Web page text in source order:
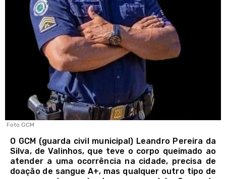
Foto GCM
O GCM (guarda civil municipal) Leandro Pereira da
Silva, de Valinhos, que teve o corpo queimado ao
atender a uma ocorrência na cidade, precisa de
doação de sangue A+, mas qualquer outro tipo de